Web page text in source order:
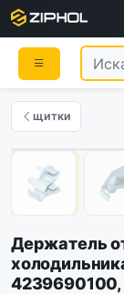
щитки
Оригинал
Держатель
4239690100,